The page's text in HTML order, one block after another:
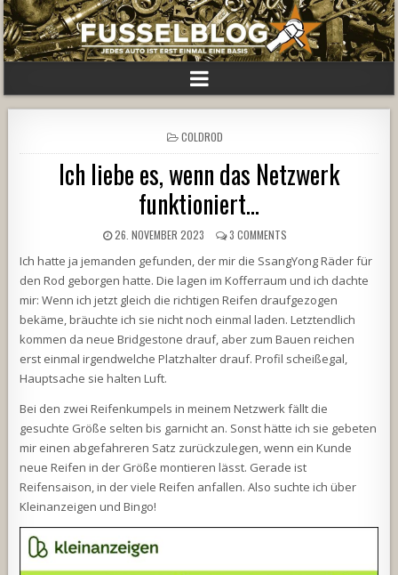
POSTED
IN
COLDROD
Ich liebe es, wenn das Netzwerk
funktioniert…
26. NOVEMBER 2023 3 COMMENTS
Ich hatte ja jemanden gefunden, der mir die SsangYong Räder für
den Rod geborgen hatte. Die lagen im Kofferraum und ich dachte
mir: Wenn ich jetzt gleich die richtigen Reifen draufgezogen
bekäme, bräuchte ich sie nicht noch einmal laden. Letztendlich
kommen da neue Bridgestone drauf, aber zum Bauen reichen
erst einmal irgendwelche Platzhalter drauf. Profil scheißegal,
Hauptsache sie halten Luft.
Bei den zwei Reifenkumpels in meinem Netzwerk fällt die
gesuchte Größe selten bis garnicht an. Sonst hätte ich sie gebeten
mir einen abgefahreren Satz zurückzulegen, wenn ein Kunde
neue Reifen in der Größe montieren lässt. Gerade ist
Reifensaison, in der viele Reifen anfallen. Also suchte ich über
Kleinanzeigen und Bingo!